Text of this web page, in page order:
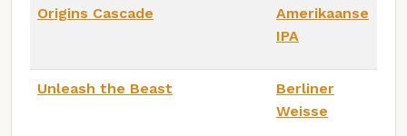
Origins Cascade
Amerikaanse
IPA
Unleash the Beast
Berliner
Weisse